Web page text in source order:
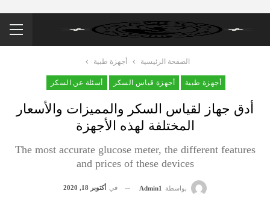
الصفحة الرئيسية أجهزة طبية
أجهزة طبية أجهزة قياس السكر أسئلة عن السكر
أدق جهاز لقياس السكر والمميزات والأسعار
المختلفة لهذه الأجهزة
The most accurate glucose meter, the different features
and prices of these devices
بواسطة Admin1 في أكتوبر 18, 2020